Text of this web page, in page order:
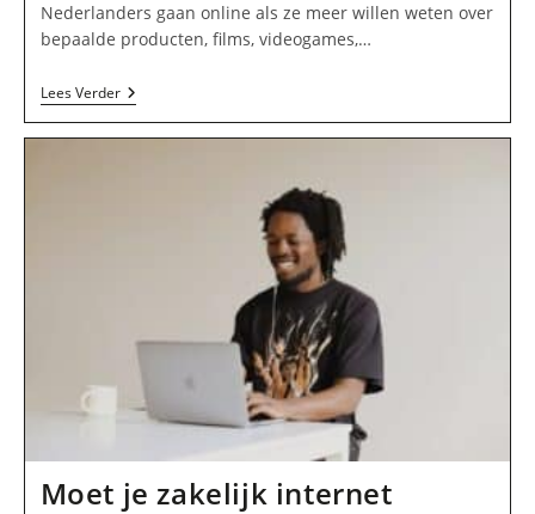
Nederlanders gaan online als ze meer willen weten over
bepaalde producten, films, videogames,…
Lees Verder4
Tips
Moet je zakelijk internet